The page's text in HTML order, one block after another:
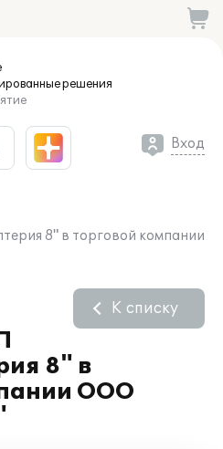
решения
Вход
8" в торговой компании
8" в
ООО
К списку